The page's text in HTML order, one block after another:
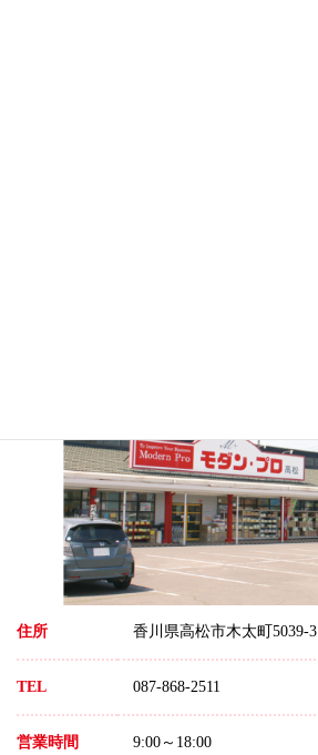
住所 香川県高松市木太町5039-3
TEL 087-868-2511
営業時間
9:00～18:00